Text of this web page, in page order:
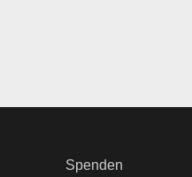
Spenden